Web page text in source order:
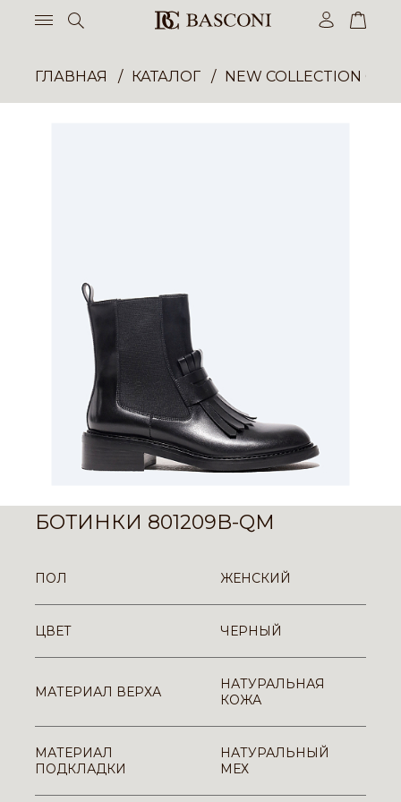
ГЛАВНАЯ КАТАЛОГ NEW COLLECTION
БОТИНКИ 801209B-QM
ПОЛ ЖЕНСКИЙ
ЦВЕТ ЧЕРНЫЙ
МАТЕРИАЛ ВЕРХА
НАТУРАЛЬНАЯ
КОЖА
МАТЕРИАЛ
ПОДКЛАДКИ
НАТУРАЛЬНЫЙ
МЕХ